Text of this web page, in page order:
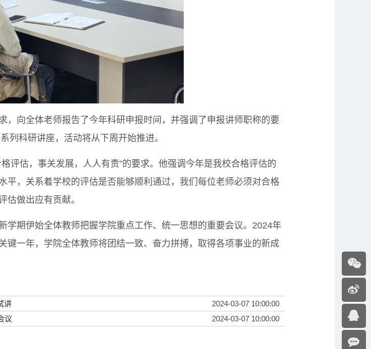
向全体老师报告了今年科研申报时间，并强调了申报讲师职称的要
列科研讲座，活动将从下周开始推进。
估，事关发展，人人有责”的要求。他强调今年是我校合格评估的
平，关系着学校的评估是否能够顺利通过，我们每位老师必须对合格
估做出应有贡献。
期伊始全体教师把握学院重点工作、统一思想的重要会议。2024年
键一年，学院全体教师将团结一致、奋力拼搏，取得各项事业的新成
讲
2024-03-07 10:00:00
议 2024-03-07 10:00:00